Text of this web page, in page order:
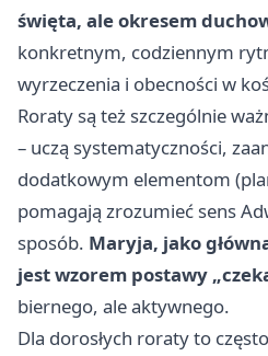
święta, ale okresem
konkretnym, codziennym
wyrzeczenia i obecności w
Roraty są też szczególnie
– uczą systematyczności,
dodatkowym elementom
pomagają zrozumieć sens
sposób. Maryja, jako
jest wzorem postawy
biernego, ale aktywnego.
Dla dorosłych roraty to